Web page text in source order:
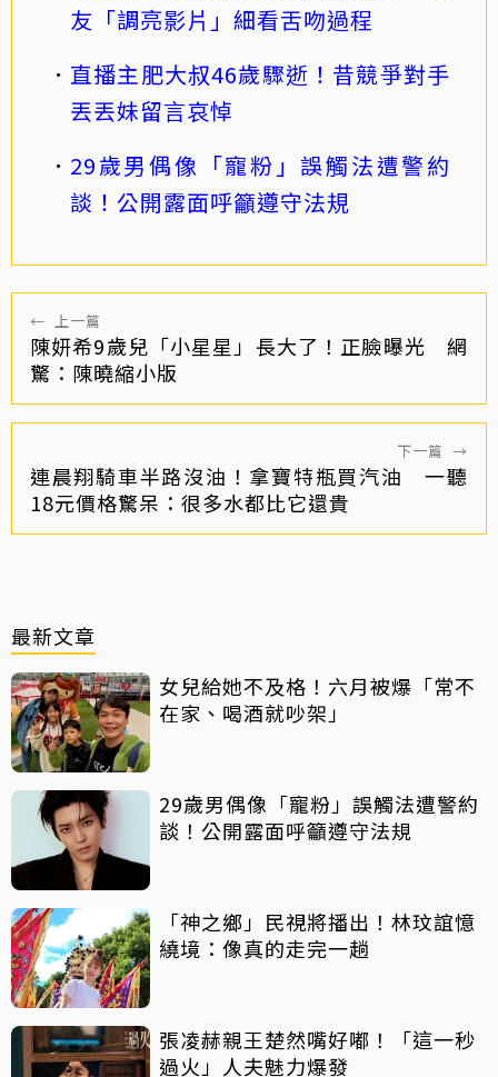
友「調亮影片」細看舌吻過程
直播主肥大叔46歲驟逝！昔競爭對手
丟丟妹留言哀悼
29歲男偶像「寵粉」誤觸法遭警約
談！公開露面呼籲遵守法規
← 上一篇
陳妍希9歲兒「小星星」長大了！正臉曝光 網
驚：陳曉縮小版
下一篇 →
連晨翔騎車半路沒油！拿寶特瓶買汽油 一聽
18元價格驚呆：很多水都比它還貴
最新文章
女兒給她不及格！六月被爆「常不
在家、喝酒就吵架」
29歲男偶像「寵粉」誤觸法遭警約
談！公開露面呼籲遵守法規
「神之鄉」民視將播出！林玟誼憶
繞境：像真的走完一趟
張凌赫親王楚然嘴好嘟！「這一秒
過火」人夫魅力爆發